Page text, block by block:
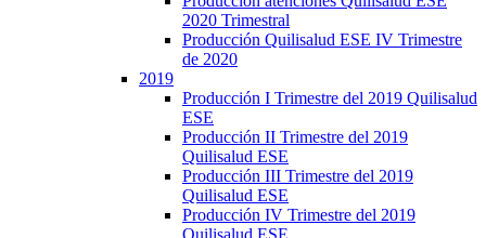
2020 Trimestral
Producción Quilisalud ESE IV Trimestre
de 2020
2019
Producción I Trimestre del 2019 Quilisalud
ESE
Producción II Trimestre del 2019
Quilisalud ESE
Producción III Trimestre del 2019
Quilisalud ESE
Producción IV Trimestre del 2019
Quilisalud ESE